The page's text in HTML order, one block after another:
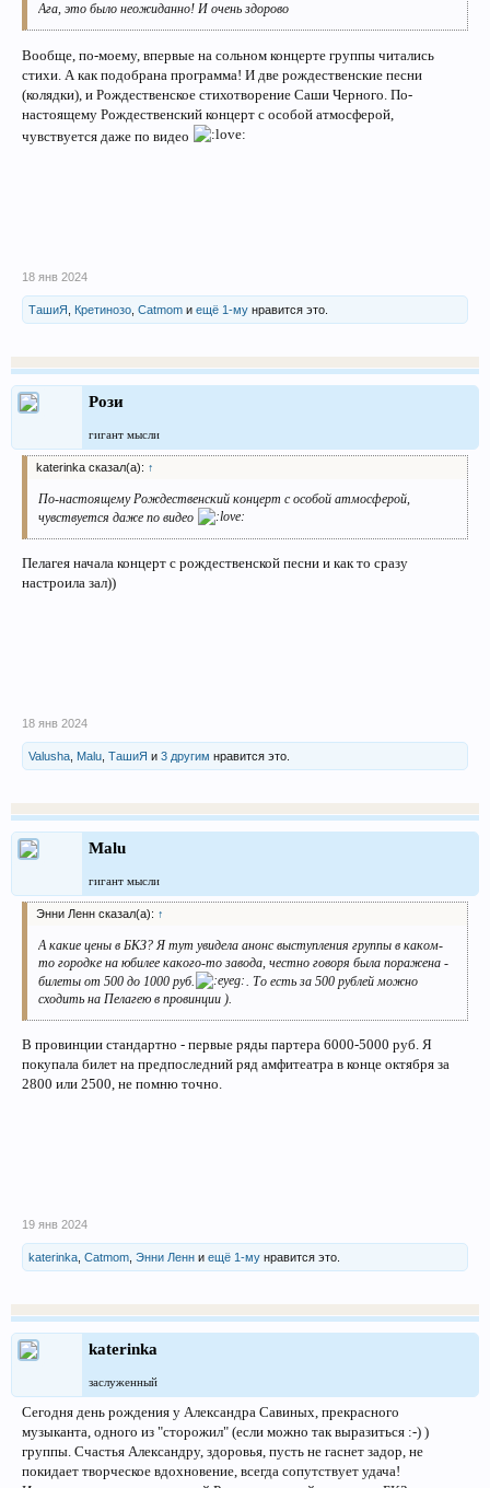
Ага, это было неожиданно! И очень здорово
Вообще, по-моему, впервые на сольном концерте группы читались
стихи. А как подобрана программа! И две рождественские песни
(колядки), и Рождественское стихотворение Саши Черного. По-
настоящему Рождественский концерт с особой атмосферой,
чувствуется даже по видео
18 янв 2024
ТашиЯ Кретинозо Catmom и ещё 1-му нравится это.
Рози
гигант мысли
katerinka сказал(а): ↑
По-настоящему Рождественский концерт с особой атмосферой,
чувствуется даже по видео
Пелагея начала концерт с рождественской песни и как то сразу
настроила зал))
18 янв 2024
Valusha Malu ТашиЯ и 3 другим нравится это.
Malu
гигант мысли
Энни Ленн сказал(а): ↑
А какие цены в БКЗ? Я тут увидела анонс выступления группы в каком-
то городке на юбилее какого-то завода, честно говоря была поражена -
билеты от 500 до 1000 руб.
. То есть за 500 рублей можно
сходить на Пелагею в провинции ).
В провинции стандартно - первые ряды партера 6000-5000 руб. Я
покупала билет на предпоследний ряд амфитеатра в конце октября за
2800 или 2500, не помню точно.
19 янв 2024
katerinka Catmom Энни Ленн и ещё 1-му нравится это.
katerinka
заслуженный
Сегодня день рождения у Александра Савиных, прекрасного
музыканта, одного из "сторожил" (если можно так выразиться :-) )
группы. Счастья Александру, здоровья, пусть не гаснет задор, не
покидает творческое вдохновение, всегда сопутствует удача!